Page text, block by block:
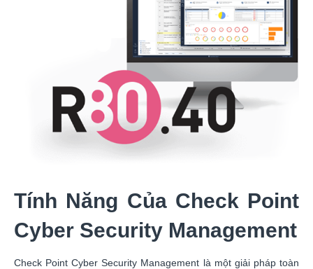
Tính Năng Của Check Point
Cyber Security Management
Check Point Cyber Security Management là một giải pháp toàn